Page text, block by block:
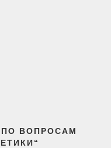
ПО ВОПРОСАМ
“